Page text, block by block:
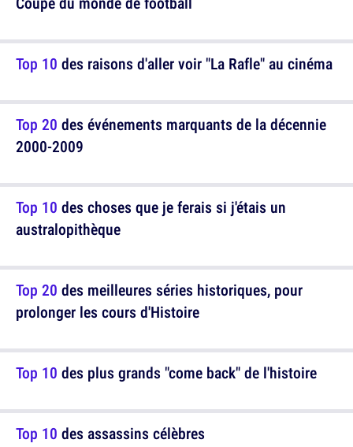
Top 20 des événements marquants de la décennie
2000-2009
Top 20 des meilleures séries historiques, pour
prolonger les cours d'Histoire
Top 10 des assassins célèbres
Top 10 des raisons d'aller voir "La Rafle" au cinéma
Top 10 des choses que je ferais si j'étais un
australopithèque
Top 10 des plus grands "come back" de l'histoire